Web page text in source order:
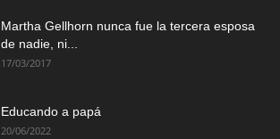
Martha Gellhorn nunca fue la tercera esposa
de nadie, ni...
17/03/2017
Educando a papá
20/06/2022